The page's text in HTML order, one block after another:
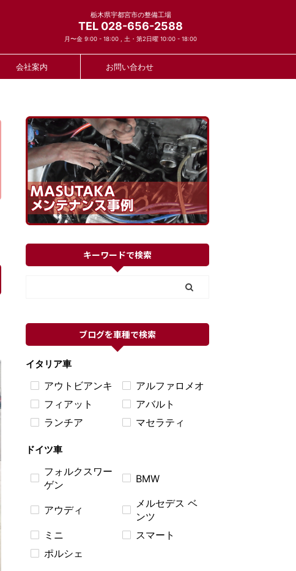
栃木県宇都宮市の整備工場
TEL 028-656-2588
月〜金 9:00 - 18:00 , 土・第2日曜 10:00 - 18:00
会社案内 お問い合わせ
キーワードで検索
ブログを車種で検索
イタリア車
アウトビアンキ
アルファロメオ
フィアット
アバルト
ランチア
マセラティ
ドイツ車
フォルクスワー
ゲン
BMW
アウディ
メルセデス ベ
ンツ
ミニ
スマート
ポルシェ